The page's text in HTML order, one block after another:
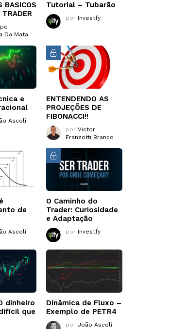
BASICOS
TRADER
Da Mata
Tutorial – Tubarão
por Investfy
e
Ascoli
ENTENDENDO AS
PROJEÇÕES DE
FIBONACCI!!
por Victor
Franzotti Branco
de
Ascoli
O Caminho do
Trader: Curiosidade
e Adaptação
por Investfy
dinheiro
que
Dinâmica de Fluxo –
Exemplo de PETR4
por João Ascoli